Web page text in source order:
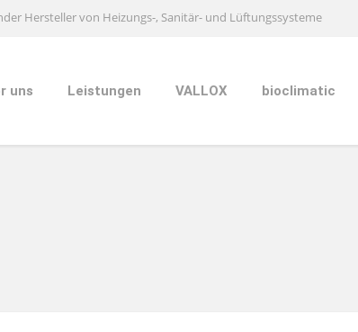
Hersteller von Heizungs-, Sanitär- und Lüftungssysteme
uns Leistungen VALLOX bioclimatic